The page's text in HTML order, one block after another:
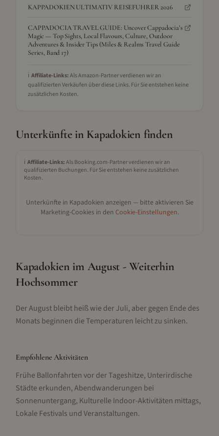
KAPPADOKIEN ULTIMATIV REISEFUHRER 2026
CAPPADOCIA TRAVEL GUIDE: Uncover Cappadocia’s
Magic — Top Sights, Local Flavours, Culture, Outdoor
Adventures & Insider Tips (Miles & Realms Travel Guide
Series, Band 17)
ℹ️ Affiliate-Links:Als Amazon-Partner verdienen wir an
qualifizierten Verkäufen über diese Links. Für Sie entstehen keine
zusätzlichen Kosten.
Unterkünfte in Kapadokien finden
ℹ️ Affiliate-Links:Als Booking.com-Partner verdienen wir an
qualifizierten Buchungen. Für Sie entstehen keine zusätzlichen
Kosten.
Unterkünfte in Kapadokien anzeigen — bitte aktivieren Sie
Marketing-Cookies in den Cookie-Einstellungen.
Kapadokien im August - Weiterhin
Hochsommer
Der August bleibt heiß wie der Juli, aber gegen Ende des
Monats beginnen die Temperaturen leicht zu sinken.
Empfohlene Aktivitäten
Frühe Ballonfahrten vor der Tageshitze, Unterirdische
Städte erkunden, Abendwanderungen bei
Sonnenuntergang, Kulturelle Indoor-Aktivitäten mittags,
Lokale Festivals und Veranstaltungen.